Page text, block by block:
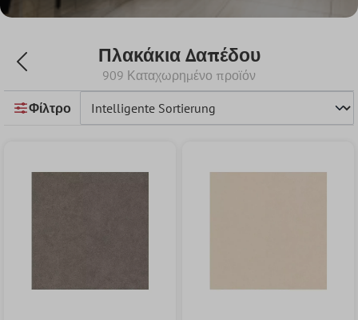
Πλακάκια Δαπέδου
909 Καταχωρημένο προϊόν
Φίλτρο